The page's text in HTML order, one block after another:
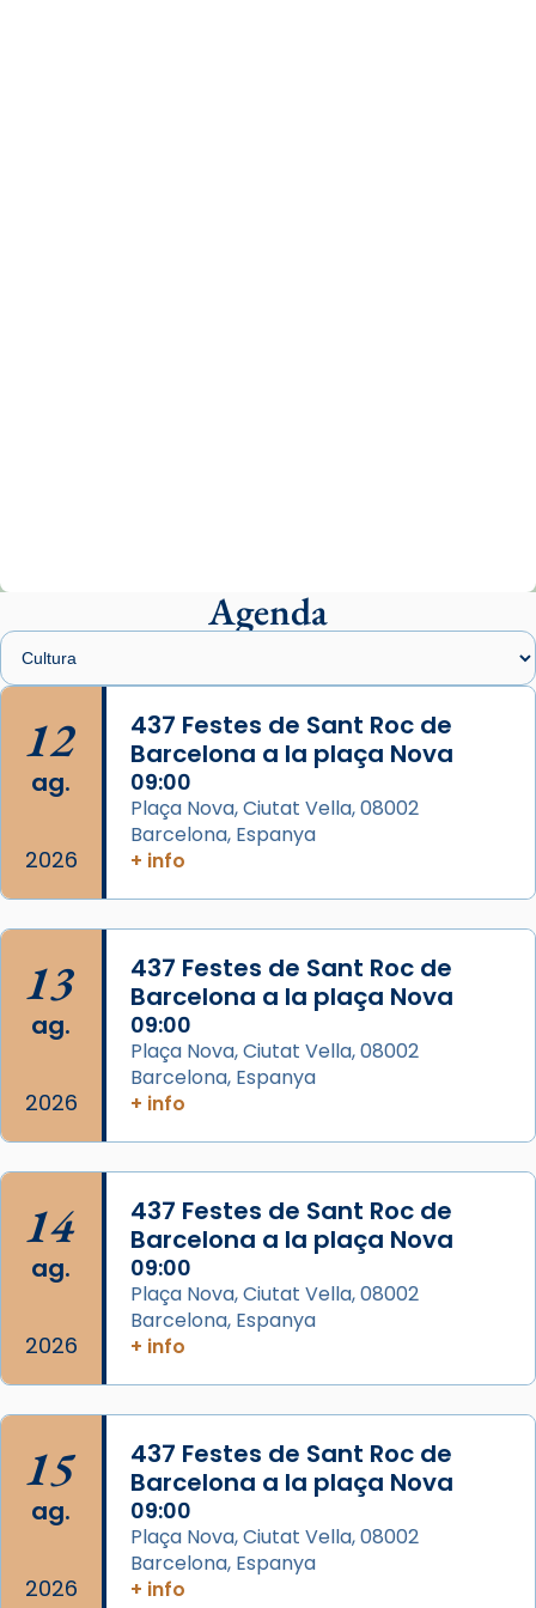
presidit aquest 27 de juliol la missa de Les
Santes de Mataró.
🔗
📸 J. Merino
Photo
View on Facebook · Share
Arquebisbat de Barcelona
2 weeks ago
Aquest dilluns, 27 de juliol, ha tingut lloc la
missa d’acció de gràcies en agraïment al
comitè organitzador de la visita apostòlica
del Sant Pare Lleó XIV a Barcelona, i als
col·laboradors, a la Catedral de Barcelona.
L’arquebisbe de Barcelona, el cardenal Joan
📸 Dr. G. Simón
Photo
View on Facebook · Share
Memòria de les santes Juliana i
Semproniana, verges i màrtirs.
Acompanyant la història de sant Cugat, a
partir de l’Edat Mitjana sorgeix la tradició
que les santes Juliana (“relatiu a Júlia”) i
Semproniana (“relatiu a Semprònia =
Agenda
12
ag.
2026
437 Festes de Sant Roc de
Barcelona a la plaça Nova
09:00
Plaça Nova, Ciutat Vella, 08002
Barcelona, Espanya
+ info
13
ag.
2026
437 Festes de Sant Roc de
Barcelona a la plaça Nova
09:00
Plaça Nova, Ciutat Vella, 08002
Barcelona, Espanya
+ info
14
ag.
2026
437 Festes de Sant Roc de
Barcelona a la plaça Nova
09:00
Plaça Nova, Ciutat Vella, 08002
Barcelona, Espanya
+ info
15
ag.
2026
437 Festes de Sant Roc de
Barcelona a la plaça Nova
09:00
Plaça Nova, Ciutat Vella, 08002
Barcelona, Espanya
+ info